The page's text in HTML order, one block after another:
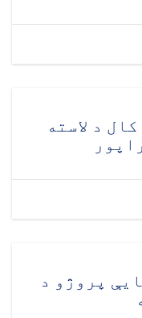
مالي کال د لاسته
پروژو د